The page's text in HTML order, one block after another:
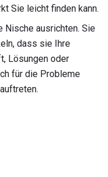
Sie leicht finden kann.
Nische ausrichten. Sie
dass sie Ihre
Lösungen oder
für die Probleme